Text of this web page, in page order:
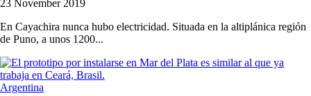
23 November 2019
En Cayachira nunca hubo electricidad. Situada en la altiplánica región
de Puno, a unos 1200...
Argentina